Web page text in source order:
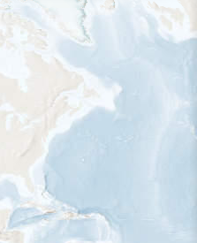
dónde viaja esta especie durante todo
de esta especie
Alto
de especies por estación
Gama de verano
Rango de invierno
Rango a lo largo del año